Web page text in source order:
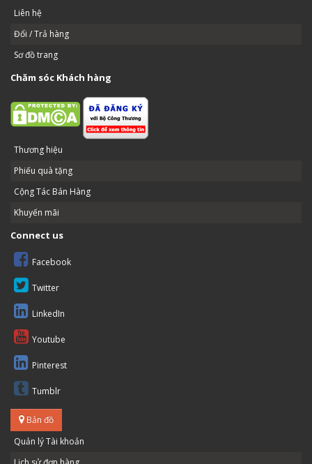
Liên hệ
Đổi / Trả hàng
Sơ đồ trang
Chăm sóc Khách hàng
Thương hiệu
Phiếu quà tặng
Cộng Tác Bán Hàng
Khuyến mãi
Connect us
Facebook
Twitter
LinkedIn
Youtube
Pinterest
Tumblr
Bản đồ
Quản lý Tài khoản